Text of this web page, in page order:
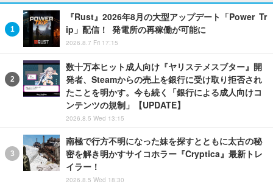
『Rust』2026年8月の大型アップデート「Power Tr
ip」配信！ 発電所の再稼働が可能に
2026.8.7 Fri 17:15
数十万本ヒット成人向け『ヤリステメスブター』開
発者、Steamからの売上を銀行に受け取り拒否され
たことを明かす。今も続く「銀行による成人向けコ
ンテンツの規制」【UPDATE】
2026.8.5 Wed 13:15
南極で行方不明になった妹を探すとともに太古の秘
密を解き明かすサイコホラー『Cryptica』最新トレ
イラー！
2026.8.5 Wed 18:30